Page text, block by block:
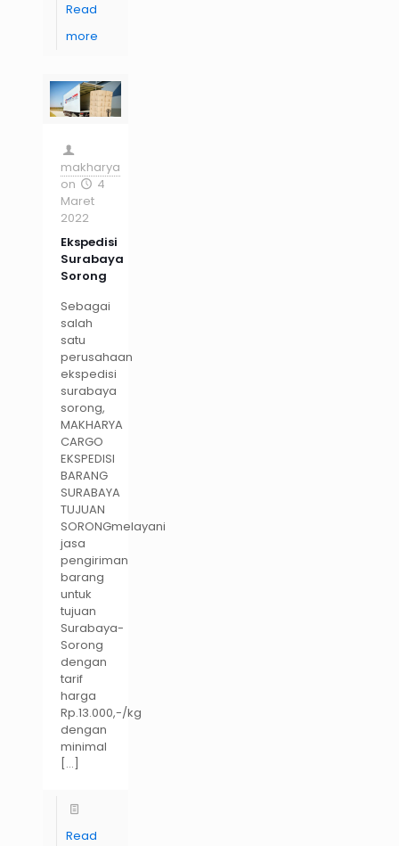
Read
more
makharya
on
4
Maret
2022
Ekspedisi
Surabaya
Sorong
Sebagai
salah
satu
perusahaan
ekspedisi
surabaya
sorong,
MAKHARYA
CARGO
EKSPEDISI
BARANG
SURABAYA
TUJUAN
SORONGmelayani
jasa
pengiriman
barang
untuk
tujuan
Surabaya-
Sorong
dengan
tarif
harga
Rp.13.000,-/kg
dengan
minimal
[…]
Read